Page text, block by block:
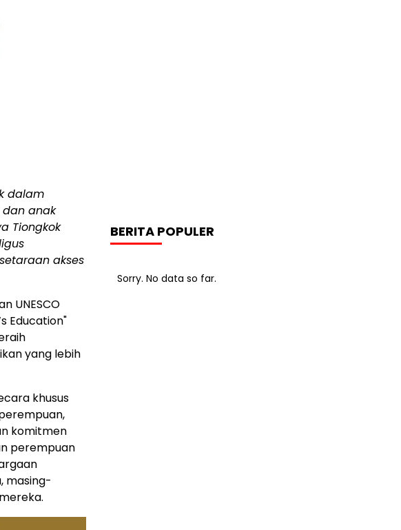
dalam
anak
Tiongkok
akses
UNESCO
Education"
yang lebih
khusus
komitmen
perempuan
masing-
BERITA POPULER
Sorry. No data so far.